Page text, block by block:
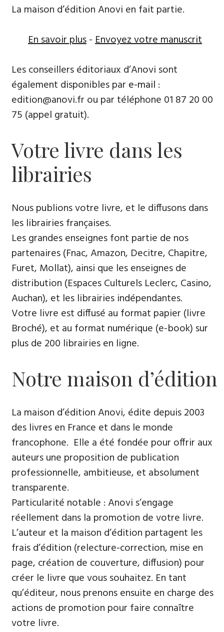
La maison d’édition Anovi en fait partie.
En savoir plus-Envoyez votre manuscrit
Les conseillers éditoriaux d’Anovi sont
également disponibles par e-mail :
edition@anovi.fr ou par téléphone ​​0​1 87 20 00
75 (appel gratuit).
Votre livre dans les
librairies
Nous publions votre livre, et le diffusons dans
les librairies françaises​.
Les grandes enseignes font partie de nos
partenaires (Fnac, Amazon, Decitre, Chapitre,
Furet, Mollat), ainsi que les enseignes de
distribution (Espaces Culturels Leclerc, Casino,
Auchan), et les librairies indépendantes.
Votre livre est diffusé au format papier (livre
Broché), et au format numérique (e-book) sur
plus de 200 librairies en ligne.
Notre maison d’édition
La maison d’édition Anovi, édite depuis 2003
des livres en France et dans le monde
francophone. Elle a été fondée pour offrir aux
auteurs une proposition de publication
professionnelle, ambitieuse, et absolument
transparente.
Particularité notable : Anovi s’engage
réellement dans la promotion de votre livre.
L’auteur et la maison d’édition partagent les
frais d’édition (relecture-correction, mise en
page, création de couverture, diffusion) pour
créer le livre que vous souhaitez. En tant
qu’éditeur, nous prenons ensuite en charge des
actions de promotion pour faire connaître
votre livre.